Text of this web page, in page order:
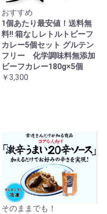
おすすめ
1個あたり最安値！送料無
料!! 箱なしレトルトビーフ
カレー5個セット グルテン
フリー 化学調味料無添加
ビーフカレー180g×5個
￥3,300
そのままでも！